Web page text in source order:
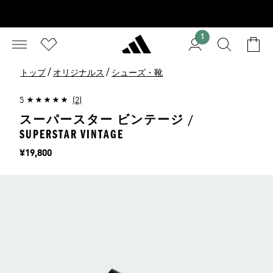
1
トップ / オリジナルス / シューズ・靴
5 (2)
スーパースター ビンテージ /
SUPERSTAR VINTAGE
価格
¥19,800